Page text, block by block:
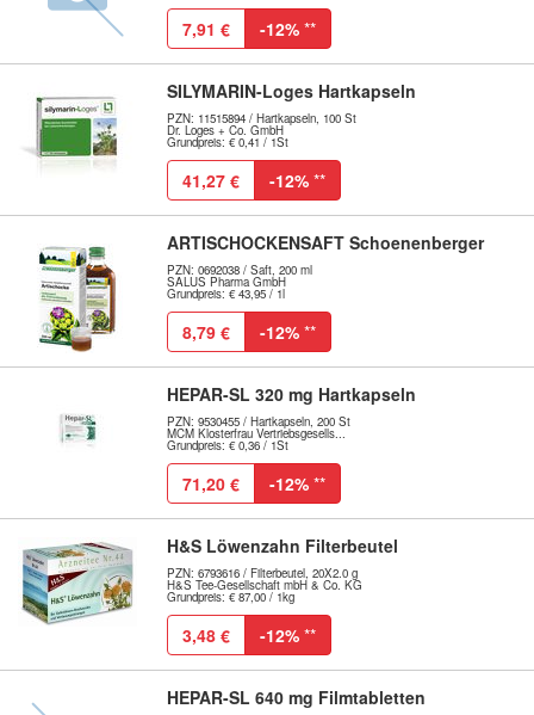
7,91 € -12% **
SILYMARIN-Loges Hartkapseln
PZN: 11515894 / Hartkapseln, 100 St
Dr. Loges + Co. GmbH
Grundpreis: € 0,41 / 1St
41,27 € -12% **
ARTISCHOCKENSAFT Schoenenberger
PZN: 0692038 / Saft, 200 ml
SALUS Pharma GmbH
Grundpreis: € 43,95 / 1l
8,79 € -12% **
HEPAR-SL 320 mg Hartkapseln
PZN: 9530455 / Hartkapseln, 200 St
MCM Klosterfrau Vertriebsgesells...
Grundpreis: € 0,36 / 1St
71,20 € -12% **
H&S Löwenzahn Filterbeutel
PZN: 6793616 / Filterbeutel, 20X2.0 g
H&S Tee-Gesellschaft mbH & Co. KG
Grundpreis: € 87,00 / 1kg
3,48 € -12% **
HEPAR-SL 640 mg Filmtabletten